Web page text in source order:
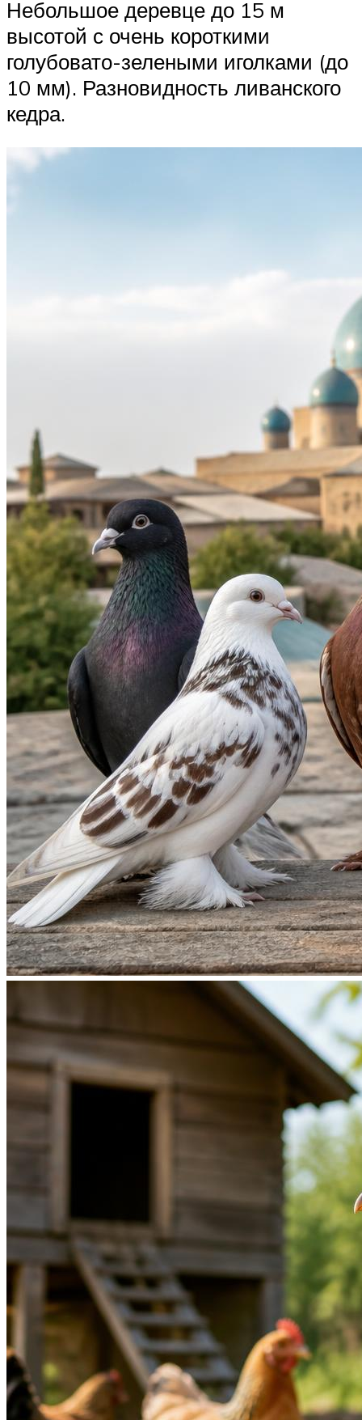
Небольшое деревце до 15 м
высотой с очень короткими
голубовато-зелеными иголками (до
10 мм). Разновидность ливанского
кедра.